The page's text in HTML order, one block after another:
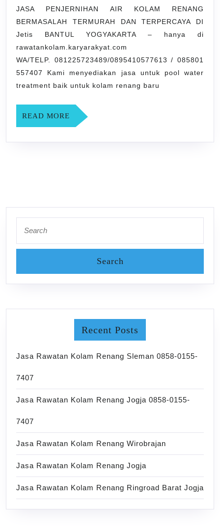
RENANG
DAN
JASA PENJERNIHAN AIR KOLAM RENANG
BERMASALAH TERMURAH DAN TERPERCAYA DI
Jetis BANTUL YOGYAKARTA – hanya di
rawatankolam.karyarakyat.com
WA/TELP. 081225723489/0895410577613 / 085801
557407 Kami menyediakan jasa untuk pool water
treatment baik untuk kolam renang baru
READ MORE READ
MORE
for:
Recent Posts
Jasa Rawatan Kolam Renang Sleman 0858-0155-
7407
Jasa Rawatan Kolam Renang Jogja 0858-0155-
7407
Jasa Rawatan Kolam Renang Wirobrajan
Jasa Rawatan Kolam Renang Jogja
Jasa Rawatan Kolam Renang Ringroad Barat Jogja